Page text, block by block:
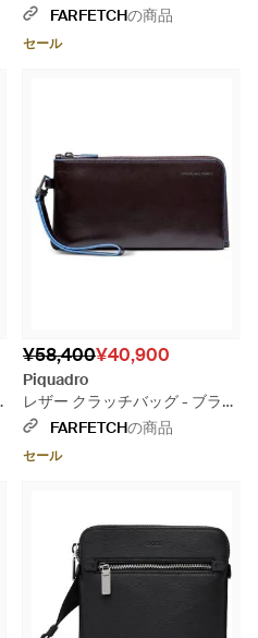
FARFETCHの商品
セール
¥58,400¥40,900
Piquadro
レザー クラッチバッグ - ブラッ
ク
FARFETCHの商品
セール